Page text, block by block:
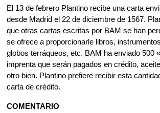
El 13 de febrero Plantino recibe una carta
desde Madrid el 22 de diciembre de 1567.
que otras cartas escritas por BAM se han
se ofrece a proporcionarle libros,
globos terráqueos, etc. BAM ha enviado 500
imprenta que serán pagados en crédito,
otro bien. Plantino prefiere recibir esta
carta de crédito.
COMENTARIO